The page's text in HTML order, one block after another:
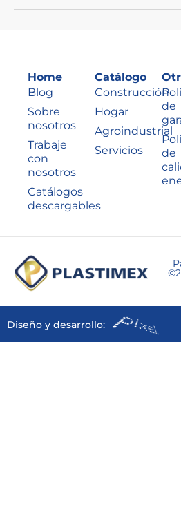
Home
Blog
Sobre
nosotros
Trabaje
con
nosotros
Catálogos
descargables
Catálogo
Construcción
Hogar
Agroindustrial
Servicios
de
de
Diseño y desarrollo: